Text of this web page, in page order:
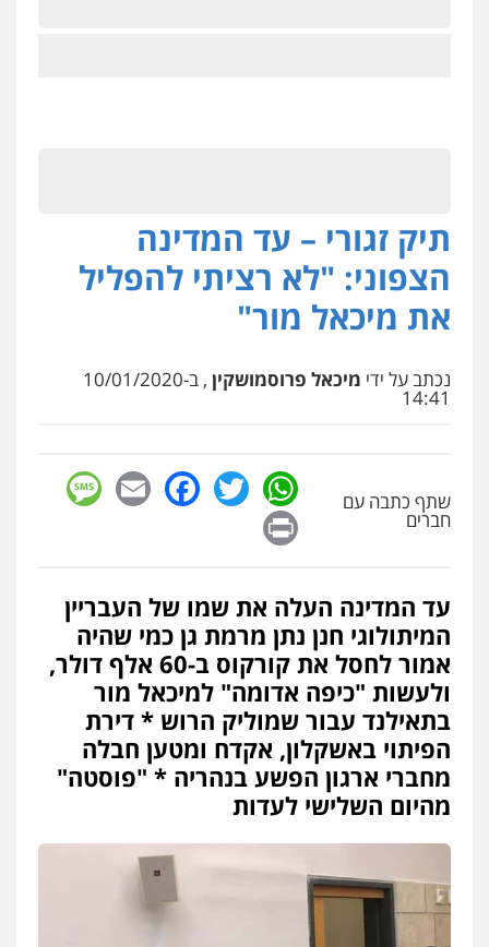
תיק זגורי – עד המדינה
הצפוני: "לא רציתי להפליל
את מיכאל מור"
נכתב על ידי מיכאל פרוסמושקין , ב-10/01/2020
14:41
שתף כתבה עם
חברים
WhatsApp
Twitter
Facebook
Email
עד המדינה העלה את שמו של העבריין
המיתולוגי חנן נתן מרמת גן כמי שהיה
אמור לחסל את קורקוס ב-60 אלף דולר,
ולעשות "כיפה אדומה" למיכאל מור
בתאילנד עבור שמוליק הרוש * דירת
הפיתוי באשקלון, אקדח ומטען חבלה
מחברי ארגון הפשע בנהריה * "פוסטה"
מהיום השלישי לעדות